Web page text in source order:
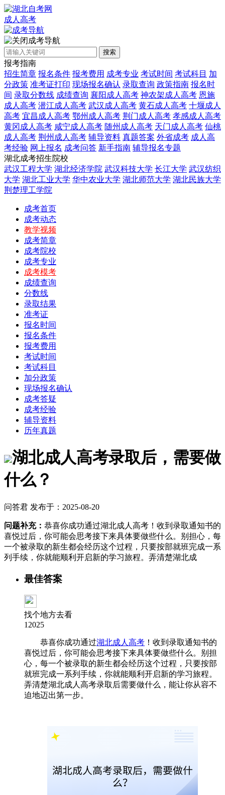
成人高考
成考导航
搜索
报考指南
招生简章 报名条件 报考费用 成考专业 考试时间 考试科目 加
分政策 准考证打印 现场报名确认 录取查询 政策指南 报名时
间 录取分数线 成绩查询 襄阳成人高考 神农架成人高考 恩施
成人高考 潜江成人高考 武汉成人高考 黄石成人高考 十堰成人
高考 宜昌成人高考 鄂州成人高考 荆门成人高考 孝感成人高考
黄冈成人高考 咸宁成人高考 随州成人高考 天门成人高考 仙桃
成人高考 荆州成人高考 辅导资料 真题答案 外省成考 成人高
考经验 网上报名 成考问答 新手指南 辅导报名专题
湖北成考招生院校
武汉工程大学 湖北经济学院 武汉科技大学 长江大学 武汉纺织
大学 湖北工业大学 华中农业大学 湖北师范大学 湖北民族大学
荆楚理工学院
成考首页
成考动态
教学视频
成考简章
成考院校
成考专业
成考模考
成绩查询
分数线
录取结果
准考证
报名时间
报名条件
报考费用
考试时间
考试科目
加分政策
现场报名确认
成考答疑
成考经验
辅导资料
历年真题
湖北成人高考录取后，需要做
什么？
问答君 发布于：2025-08-20
问题补充： 恭喜你成功通过湖北成人高考！收到录取通知书的
喜悦过后，你可能会思考接下来具体要做些什么。别担心，每
一个被录取的新生都会经历这个过程，只要按部就班完成一系
列手续，你就能顺利开启新的学习旅程。弄清楚湖北成
最佳答案
找个地方去看
12025
恭喜你成功通过湖北成人高考 ！收到录取通知书的
喜悦过后，你可能会思考接下来具体要做些什么。别担
心，每一个被录取的新生都会经历这个过程，只要按部
就班完成一系列手续，你就能顺利开启新的学习旅程。
弄清楚湖北成人高考录取后需要做什么，能让你从容不
迫地迈出第一步。